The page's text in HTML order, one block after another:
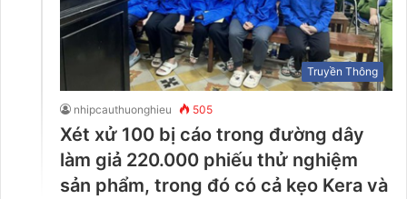
Truyền Thông
nhipcauthuonghieu 505
Xét xử 100 bị cáo trong đường dây
làm giả 220.000 phiếu thử nghiệm
sản phẩm, trong đó có cả kẹo Kera và